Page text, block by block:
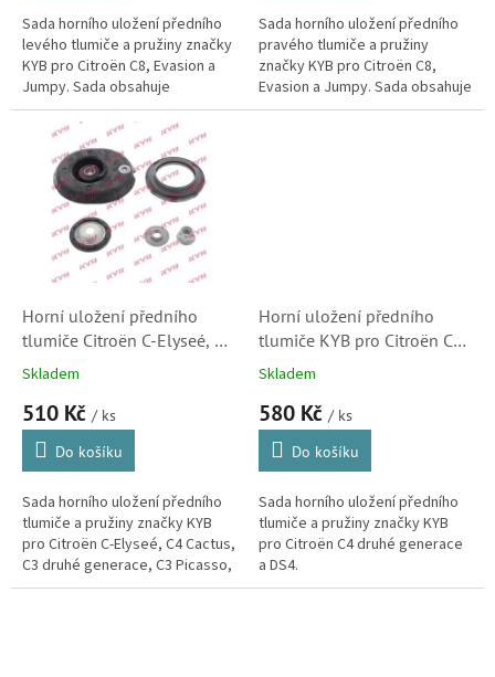
Sada horního uložení předního
levého tlumiče a pružiny značky
KYB pro Citroën C8, Evasion a
Jumpy. Sada obsahuje
silentblok i ložisko. (Peugeot
806, 807, Expert, Fiat Ulysse,...
Sada horního uložení předního
pravého tlumiče a pružiny
značky KYB pro Citroën C8,
Evasion a Jumpy. Sada obsahuje
silentblok i ložisko. (Peugeot
Horní uložení předního
tlumiče Citroën C-Elyseé, C4
Cactus, C3 II., C3 Picasso,
Skladem
510 Kč / ks
Do košíku
Sada horního uložení předního
tlumiče a pružiny značky KYB
pro Citroën C-Elyseé, C4 Cactus,
C3 druhé generace, C3 Picasso,
DS3 a C3 Aircross.(Peugeot: 208
Horní uložení předního
tlumiče KYB pro Citroën C4
(B9) a DS4 (5038G4)
Skladem
580 Kč / ks
Do košíku
Sada horního uložení předního
tlumiče a pružiny značky KYB
pro Citroën C4 druhé generace
a DS4.